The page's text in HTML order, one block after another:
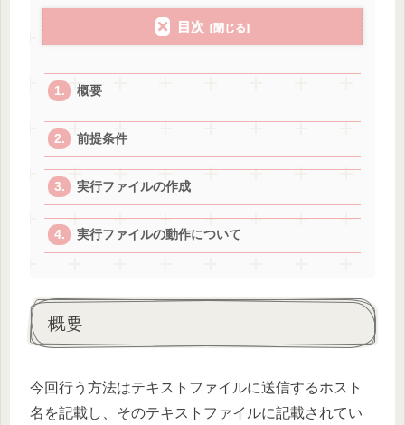
目次
概要
前提条件
実行ファイルの作成
実行ファイルの動作について
概要
今回行う方法はテキストファイルに送信するホスト
名を記載し、そのテキストファイルに記載されてい